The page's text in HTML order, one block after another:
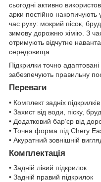
сьогодні активно
арки постійно накопичують
час руху: мокрий пісок,
зимову дорожню хімію. З
отримують відчутне
середовища.
Підкрилки точно адаптовані
забезпечують правильну
Переваги
• Комплект задніх
• Захист від води, піску,
• Додатковий бар’єр від
• Точна форма під Chery
• Акуратний зовнішній
Комплектація
• Задній лівий підкрилок
• Задній правий підкрилок